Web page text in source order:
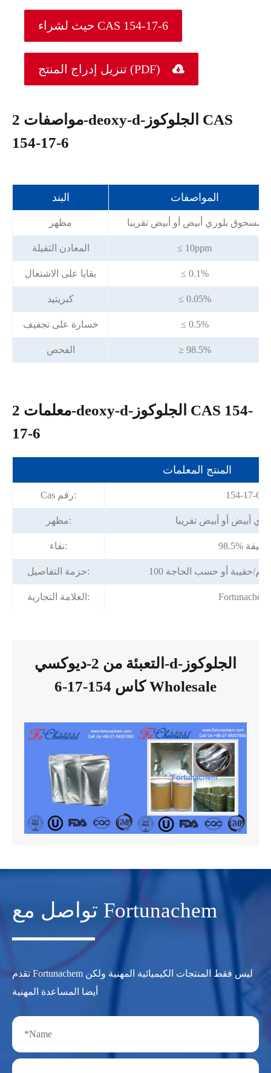
حيث لشراء CAS 154-17-6
تنزيل إدراج المنتج (PDF) 
مواصفات 2-deoxy-d-الجلوكوز CAS
154-17-6
البند المواصفات
مظهر مسحوق بلوري أبيض أو أبيض تقريبا
المعادن الثقيلة ≤ 10ppm
بقايا على الاشتعال ≤ 0.1%
كبريتيد ≤ 0.05%
خسارة على تجفيف ≤ 0.5%
الفحص ≥ 98.5%
معلمات 2-deoxy-d-الجلوكوز CAS 154-
17-6
المنتج المعلمات
Cas رقم: 154-17-6
مظهر: أبيض أو أبيض تقريبا
نقاء: 98.5% دقيقة
حزمة التفاصيل:
العلامة التجارية: Fortunachem
التعبئة من 2-ديوكسي-d-الجلوكوز
كاس 154-17-6 Wholesale
تواصل مع Fortunachem
تقدم Fortunachem ليس فقط المنتجات الكيميائية المهنية ولكن
أيضا المساعدة المهنية